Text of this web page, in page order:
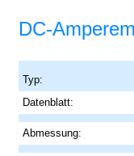
DC-
Typ:
Datenblatt:
Abmessung: